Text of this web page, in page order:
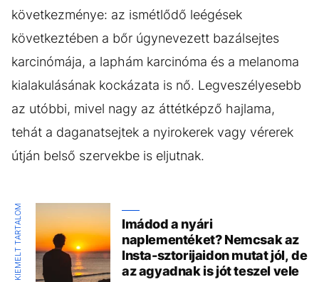
következménye: az ismétlődő leégések
következtében a bőr úgynevezett bazálsejtes
karcinómája, a laphám karcinóma és a melanoma
kialakulásának kockázata is nő. Legveszélyesebb
az utóbbi, mivel nagy az áttétképző hajlama,
tehát a daganatsejtek a nyirokerek vagy vérerek
útján belső szervekbe is eljutnak.
KIEMELT TARTALOM
Imádod a nyári
naplementéket? Nemcsak az
Insta-sztorijaidon mutat jól, de
az agyadnak is jót teszel vele